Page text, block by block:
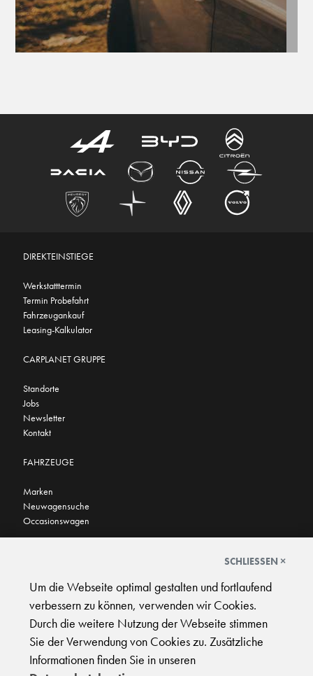
DIREKTEINSTIEGE
Werkstatttermin
Termin Probefahrt
Fahrzeugankauf
Leasing-Kalkulator
CARPLANET GRUPPE
Standorte
Jobs
Newsletter
Kontakt
FAHRZEUGE
Marken
Neuwagensuche
Occasionswagen
AGB|Impressum|Datenschutz|Support
SCHLIESSEN ×
Um die Webseite optimal gestalten und fortlaufend
verbessern zu können, verwenden wir Cookies.
Durch die weitere Nutzung der Webseite stimmen
Sie der Verwendung von Cookies zu. Zusätzliche
Informationen finden Sie in unseren